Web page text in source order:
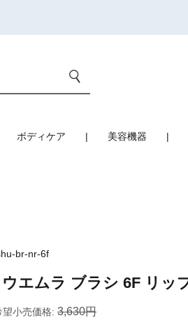
ボディケア 美容機器
br-nr-6f
エムラ ブラシ 6F リッ
望小売価格: 3,630